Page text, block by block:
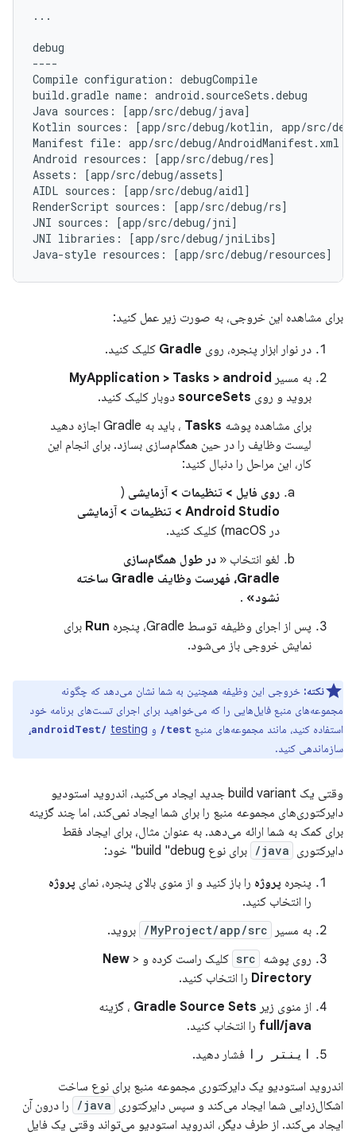
...
debug
----
Compile configuration: debugCompile
build.gradle name: android.sourceSets.debug
Java sources: [app/src/debug/java]
Kotlin sources: [app/src/debug/kotlin, app/src/
Manifest file: app/src/debug/AndroidManifest.xml
Android resources: [app/src/debug/res]
Assets: [app/src/debug/assets]
AIDL sources: [app/src/debug/aidl]
RenderScript sources: [app/src/debug/rs]
JNI sources: [app/src/debug/jni]
JNI libraries: [app/src/debug/jniLibs]
برای مشاهده این خروجی، به صورت زیر عمل کنید:
در نوار ابزار پنجره، روی Gradle کلیک کنید.
به مسیر MyApplication > Tasks > android
بروید و روی sourceSets دوبار کلیک کنید.
برای مشاهده پوشه Tasks
، باید به Gradle اجازه دهید
لیست وظایف را در حین همگام‌سازی بسازد. برای انجام این
کار، این مراحل را دنبال کنید:
روی فایل > تنظیمات > آزمایشی (
Android Studio > تنظیمات > آزمایشی
در macOS) کلیک کنید.
لغو انتخاب « در طول همگام‌سازی
Gradle، فهرست وظایف Gradle ساخته
نشود» .
پس از اجرای وظیفه توسط Gradle، پنجره
Run برای
نمایش خروجی باز می‌شود.
نکته: خروجی این وظیفه همچنین به شما نشان می‌دهد که چگونه
مجموعه‌های منبع فایل‌هایی را که می‌خواهید برای اجرای تست‌های برنامه خود
استفاده کنید، مانند مجموعه‌های منبع test/ و androidTest/ testing،
سازماندهی کنید.
وقتی یک build variant جدید ایجاد می‌کنید، اندروید استودیو
دایرکتوری‌های مجموعه منبع را برای شما ایجاد نمی‌کند، اما چند گزینه
برای کمک به شما ارائه می‌دهد. به عنوان مثال، برای ایجاد فقط
دایرکتوری java/
برای نوع build "debug" خود:
پنجره پروژه را باز کنید و از منوی بالای پنجره، نمای پروژه
را انتخاب کنید.
به مسیر
MyProject/app/src/
بروید.
روی پوشه src کلیک راست کرده و New >
Directory را انتخاب کنید.
از منوی زیر Gradle Source Sets ، گزینه
full/java را انتخاب کنید.
اینتر را فشار دهید.
اندروید استودیو یک دایرکتوری مجموعه منبع برای نوع ساخت
اشکال‌زدایی شما ایجاد می‌کند و سپس دایرکتوری java/
را درون آن
ایجاد می‌کند. از طرف دیگر، اندروید استودیو می‌تواند وقتی یک فایل